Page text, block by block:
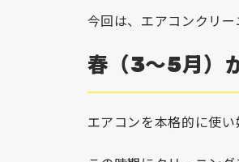
今回は、エアコンクリ
春（3～5月）
エアコンを本格的に使